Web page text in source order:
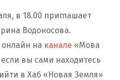
в 18.00 приглашает
Водоносова.
на канале «Мова
вы сами находитесь
в Хаб «Новая Земля»